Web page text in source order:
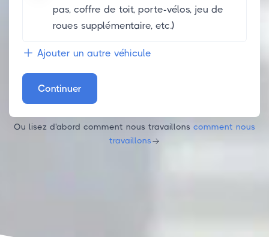
pas, coffre de toit, porte-vélos, jeu de
roues supplémentaire, etc.)
Ajouter un autre véhicule
Continuer
Ou lisez d'abord comment nous travaillons comment nous
travaillons